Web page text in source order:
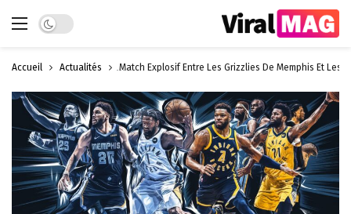
Dark mode
Accueil Actualités Match Explosif Entre Les Grizzlies De Memphis Et Les